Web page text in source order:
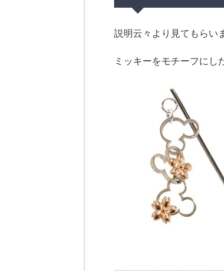
説明云々より見てもらい
ミッキーをモチーフにし